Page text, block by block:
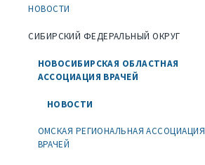
НОВОСТИ
СИБИРСКИЙ ФЕДЕРАЛЬНЫЙ ОКРУГ
НОВОСИБИРСКАЯ ОБЛАСТНАЯ
АССОЦИАЦИЯ ВРАЧЕЙ
НОВОСТИ
ОМСКАЯ РЕГИОНАЛЬНАЯ АССОЦИАЦИЯ
ВРАЧЕЙ